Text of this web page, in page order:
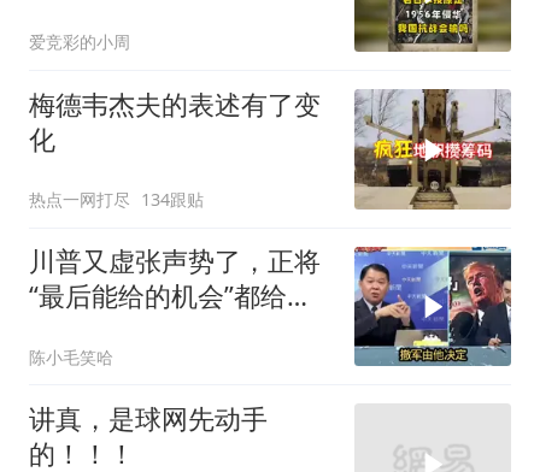
爱竞彩的小周
梅德韦杰夫的表述有了变
化
热点一网打尽 134跟贴
川普又虚张声势了，正将
“最后能给的机会”都给伊
陈小毛笑哈
讲真，是球网先动手
的！！！